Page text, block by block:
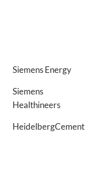
Siemens Energy
Siemens
Healthineers
HeidelbergCement